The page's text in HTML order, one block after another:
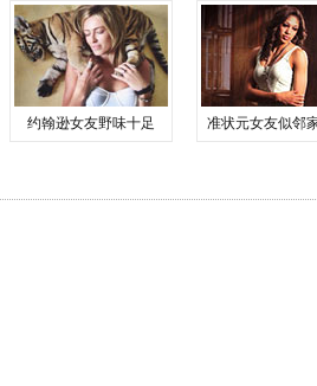
约翰逊女友野味十足 准状元女友似邻